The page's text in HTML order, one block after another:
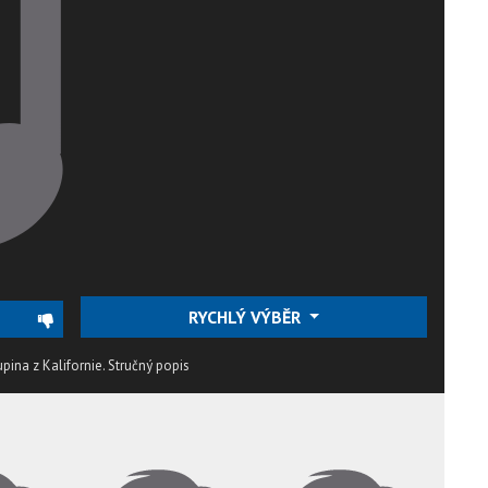
RYCHLÝ VÝBĚR
z Kalifornie.Stručný popis